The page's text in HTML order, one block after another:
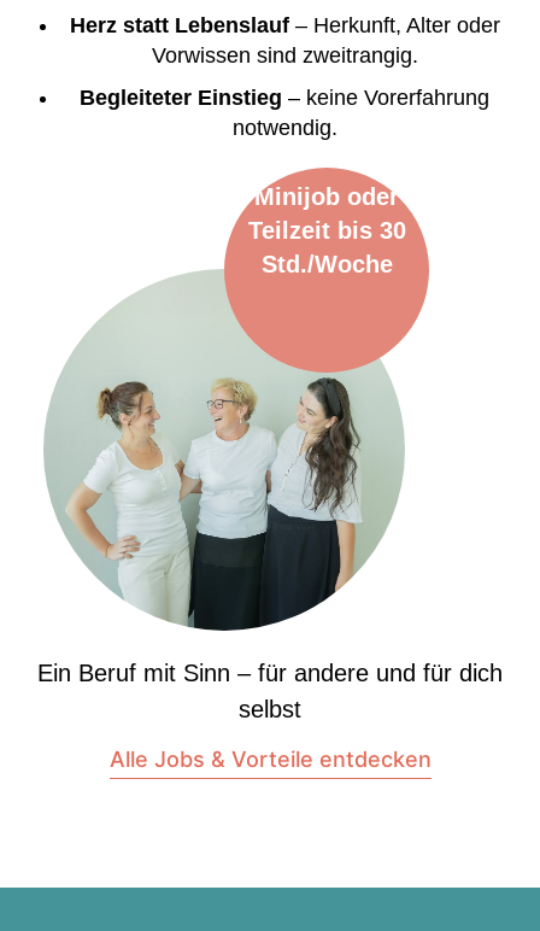
Minijob oder
Teilzeit bis 30
Std./Woche
Ein Beruf mit Sinn – für andere und für dich
selbst
Alle Jobs & Vorteile entdecken
Herz statt Lebenslauf– Herkunft, Alter oder
Vorwissen sind zweitrangig.
Begleiteter Einstieg – keine Vorerfahrung
notwendig.